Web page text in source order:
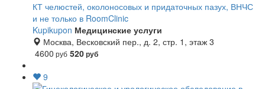
КТ челюстей, околоносовых и придаточных пазух, ВНЧС
и не только в RoomClinic
Kupikupon Медицинские услуги
Москва, Весковский пер., д. 2, стр. 1, этаж 3
4600 руб 520руб
9